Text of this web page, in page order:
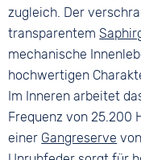
zugleich. Der
transparentem
mechanische
hochwertigen
Im Inneren arbeitet
Frequenz von 25.200
einer Gangreserve